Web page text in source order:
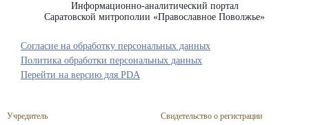
Информационно-аналитический портал
Саратовской митрополии «Православное Поволжье»
Учредитель
Свидетельство о регистрации
Согласие на обработку персональных данных
Политика обработки персональных данных
Перейти на версию для PDA